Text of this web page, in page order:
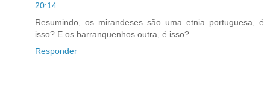
20:14
Resumindo, os mirandeses são uma etnia portuguesa, é
isso? E os barranquenhos outra, é isso?
Responder